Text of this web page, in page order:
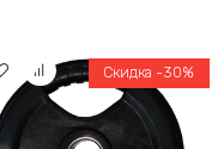
Скидка -30%